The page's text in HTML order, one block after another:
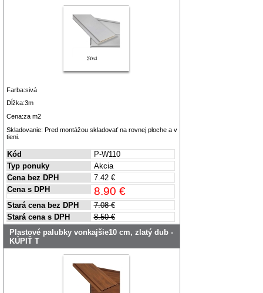
Farba:sivá
Dĺžka:3m
Cena:za m2
Skladovanie: Pred montážou skladovať na rovnej ploche a v
tieni.
Kód
P-W110
Typ ponuky
Akcia
Cena bez DPH
7.42 €
Cena s DPH
8.90 €
Stará cena bez DPH
7.08 €
Stará cena s DPH
8.50 €
Plastové palubky vonkajšie10 cm, zlatý dub -
KÚPIŤ T